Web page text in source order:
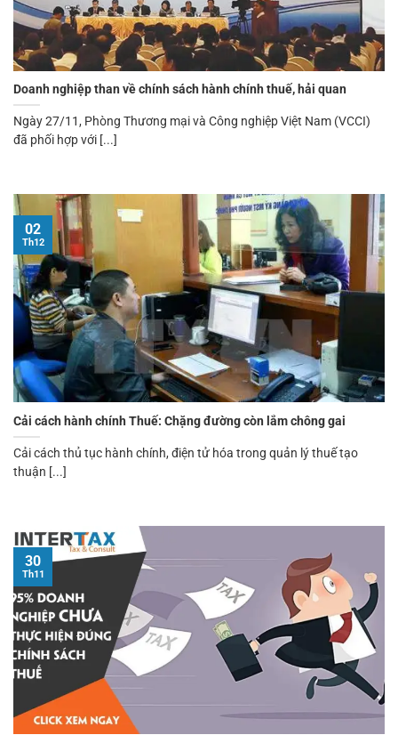
Doanh nghiệp than về chính sách hành chính thuế, hải quan
Ngày 27/11, Phòng Thương mại và Công nghiệp Việt Nam (VCCI)
đã phối hợp với [...]
Cải cách hành chính Thuế: Chặng đường còn lắm chông gai
Cải cách thủ tục hành chính, điện tử hóa trong quản lý thuế tạo
thuận [...]
02
Th12
30
Th11